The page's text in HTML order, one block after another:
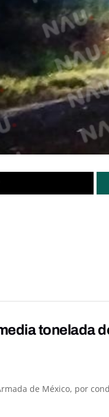
tonelada
de México, por